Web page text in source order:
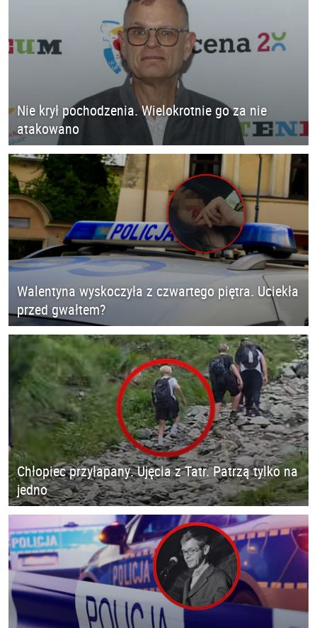
Nie krył pochodzenia. Wielokrotnie go za nie
atakowano
Walentyna wyskoczyła z czwartego piętra. Uciekła
przed gwałtem?
Chłopiec przyłapany. Ujęcia z Tatr. Patrzą tylko na
jedno